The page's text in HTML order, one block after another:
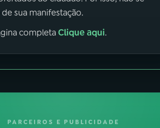
sua manifestação.
completaClique aqui.
PARCEIROS E PUBLICIDADE